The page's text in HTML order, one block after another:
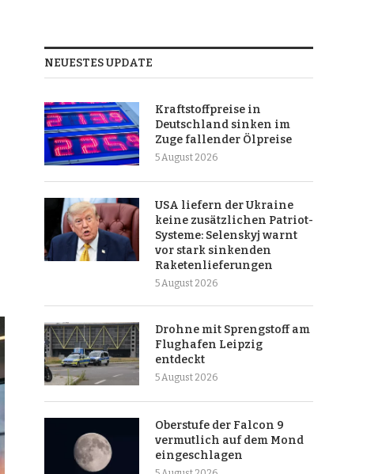
NEUESTES UPDATE
Kraftstoffpreise in
Deutschland sinken im
Zuge fallender Ölpreise
5 August 2026
USA liefern der Ukraine
keine zusätzlichen Patriot-
Systeme: Selenskyj warnt
vor stark sinkenden
Raketenlieferungen
5 August 2026
Drohne mit Sprengstoff am
Flughafen Leipzig
entdeckt
5 August 2026
Oberstufe der Falcon 9
vermutlich auf dem Mond
eingeschlagen